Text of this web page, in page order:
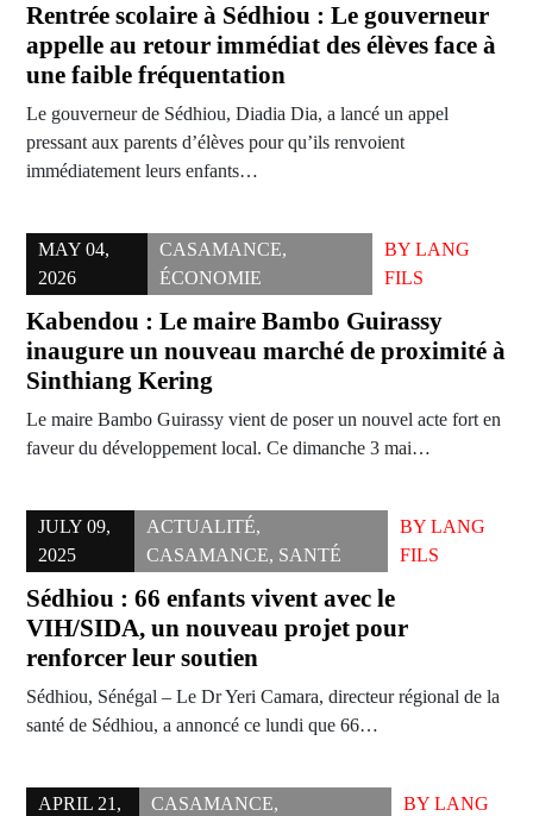
Rentrée scolaire à Sédhiou : Le gouverneur
appelle au retour immédiat des élèves face à
une faible fréquentation
Le gouverneur de Sédhiou, Diadia Dia, a lancé un appel
pressant aux parents d’élèves pour qu’ils renvoient
immédiatement leurs enfants…
MAY 04,
2026
CASAMANCE,
ÉCONOMIE
BY LANG
FILS
Kabendou : Le maire Bambo Guirassy
inaugure un nouveau marché de proximité à
Sinthiang Kering
Le maire Bambo Guirassy vient de poser un nouvel acte fort en
faveur du développement local. Ce dimanche 3 mai…
JULY 09,
2025
ACTUALITÉ,
CASAMANCE, SANTÉ
BYLANG
FILS
Sédhiou : 66 enfants vivent avec le
VIH/SIDA, un nouveau projet pour
renforcer leur soutien
Sédhiou, Sénégal – Le Dr Yeri Camara, directeur régional de la
santé de Sédhiou, a annoncé ce lundi que 66…
APRIL 21,
CASAMANCE,
BY LANG